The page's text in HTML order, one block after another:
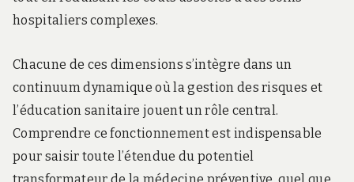
hospitaliers complexes.
Chacune de ces dimensions s’intègre dans un
continuum dynamique où la gestion des risques et
l’éducation sanitaire jouent un rôle central.
Comprendre ce fonctionnement est indispensable
pour saisir toute l’étendue du potentiel